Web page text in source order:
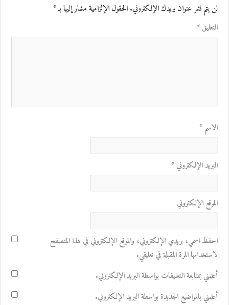
لن يتم نشر عنوان بريدك الإلكتروني.الحقول الإلزامية مشار إليها بـ*
التعليق*
الاسم*
البريد الإلكتروني*
الموقع الإلكتروني
احفظ اسمي، بريدي الإلكتروني، والموقع الإلكتروني في هذا المتصفح
لاستخدامها المرة المقبلة في تعليقي.
أعلمني بمتابعة التعليقات بواسطة البريد الإلكتروني.
أعلمني بالمواضيع الجديدة بواسطة البريد الإلكتروني.